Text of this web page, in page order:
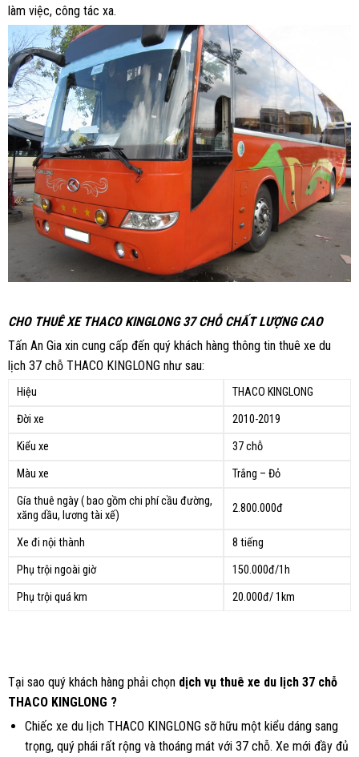
làm việc, công tác xa.
CHO THUÊ XE THACO KINGLONG 37 CHỖ CHẤT LƯỢNG CAO
Tấn An Gia xin cung cấp đến quý khách hàng thông tin thuê xe du
lịch 37 chỗ THACO KINGLONG như sau:
Hiệu
THACO KINGLONG
Đời xe
2010-2019
Kiểu xe
37 chỗ
Màu xe
Trắng – Đỏ
Gía thuê ngày ( bao gồm chi phí cầu đường,
xăng dầu, lương tài xế)
2.800.000đ
Xe đi nội thành
8 tiếng
Phụ trội ngoài giờ
150.000đ/1h
Phụ trội quá km
20.000đ/ 1km
Tại sao quý khách hàng phải chọn dịch vụ thuê xe du lịch 37 chỗ
THACO KINGLONG ?
Chiếc xe du lịch THACO KINGLONG sỡ hữu một kiểu dáng sang
trọng, quý phái rất rộng và thoáng mát với 37 chỗ. Xe mới đầy đủ